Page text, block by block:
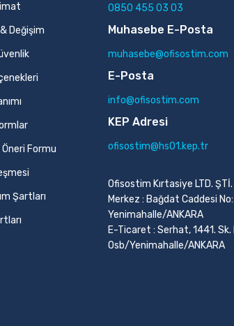
Değişim
Formu
Şartları
0850 455 03 03
Muhasebe E-Posta
muhasebe@ofisostim.com
E-Posta
info@ofisostim.com
KEP Adresi
ofisostim@hs01.kep.tr
Ofisostim Kırtasiye LTD. ŞTİ.
Merkez : Bağdat Caddesi
Yenimahalle/ANKARA
E-Ticaret : Serhat, 1441.
Osb/Yenimahalle/ANKARA